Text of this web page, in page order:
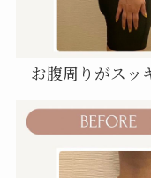
お腹周りがスッ